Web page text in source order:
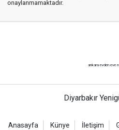
onaylanmamaktadır.
ankara evden eve
Diyarbakır
Anasayfa Künye İletişim